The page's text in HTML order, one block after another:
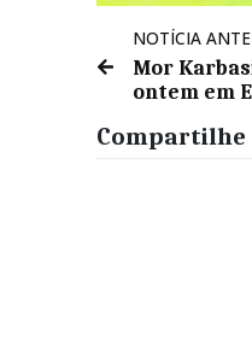
NOTÍCIA
Mor
ontem em